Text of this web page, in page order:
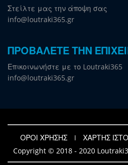
Στείλτε μας την άποψη σας
info@loutraki365.gr
ΠΡΟΒΑΛΕΤΕ ΤΗΝ
Επικοινωνήστε με το Loutraki365
info@loutraki365.gr
ΟΡΟΙ ΧΡΗΣΗΣ
ΧΑΡΤΗΣ
Copyright © 2018 - 2020